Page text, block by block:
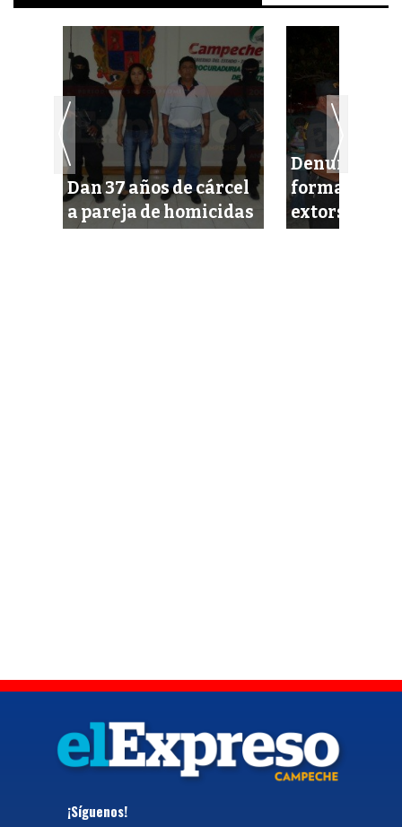
Dan 37 años de cárcel
a pareja de homicidas
Denuncian
forma de
extorsiones
¡Síguenos!